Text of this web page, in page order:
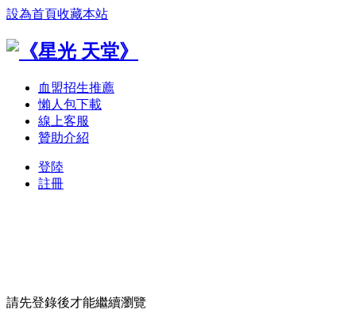
設為首頁收藏本站
血盟招生推薦
懶人包下載
線上客服
贊助介紹
登陸
註冊
請先登錄後才能繼續瀏覽